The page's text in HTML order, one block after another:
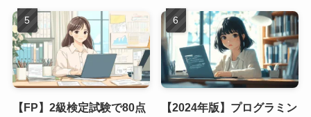
【FP】2級検定試験で80点
【2024年版】プログラミン